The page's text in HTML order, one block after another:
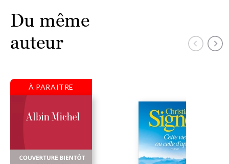
Du même
auteur
À PARAITRE